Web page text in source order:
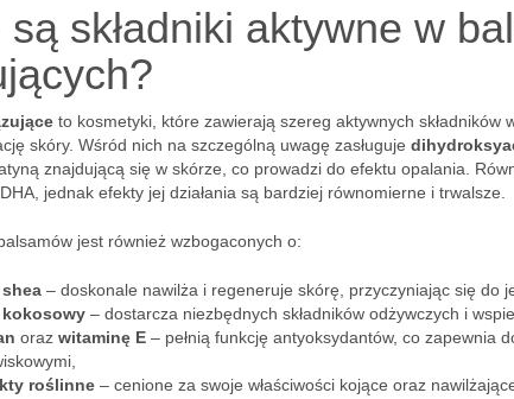
składniki aktywne w
to kosmetyki, które zawierają szereg aktywnych składników
skóry. Wśród nich na szczególną uwagę zasługuje
znajdującą się w skórze, co prowadzi do efektu opalania.
jednak efekty jej działania są bardziej równomierne i trwalsze.
jest również wzbogaconych o:
shea – doskonale nawilża i regeneruje skórę, przyczyniając się do
– dostarcza niezbędnych składników odżywczych i
oraz witaminę E – pełnią funkcję antyoksydantów, co zapewnia
roślinne – cenione za swoje właściwości kojące oraz